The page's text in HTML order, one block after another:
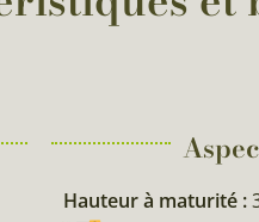
Hauteur à maturité :